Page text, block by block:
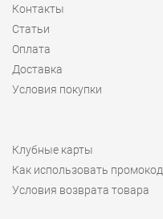
Контакты
Статьи
Оплата
Доставка
Условия покупки
Клубные карты
Как использовать промокод
Условия возврата товара